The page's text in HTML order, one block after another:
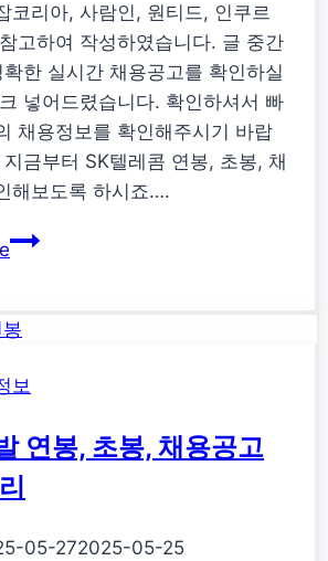
용
공
고
완
벽
정
리
코리아, 사람인, 원티드, 인쿠르
고하여 작성하였습니다. 글 중간
한 실시간 채용공고를 확인하실
넣어드렸습니다. 확인하셔서 빠
채용정보를 확인해주시기 바랍
금부터 SK텔레콤 연봉, 초봉, 채
해보도록 하시죠….
SK
콤
봉,
봉,
채
용
공
보
연봉, 초봉, 채용공고
05-272025-05-25